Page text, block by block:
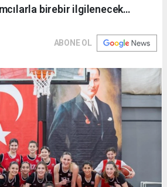
birebir ilgilenecek…
ABONE OL